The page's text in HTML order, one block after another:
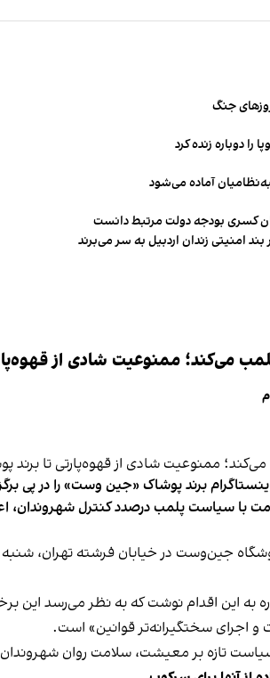
جنگ
دوباره زنده کرد
آماده می‌شود
کسری بودجه دولت مرتبط دانست
می‌کند؛ ممنوعیت شادی از
برند پوشاک «جین وست» را در پی
با سیاست پلمب درصدد کنترل شهروندان،
به این اقدام نوشت که به نظر می‌رسد این
اجرای سختگیرانه‌تر قوانین» است.
سیاست‌ تازه بر معیشت، سلامت روان